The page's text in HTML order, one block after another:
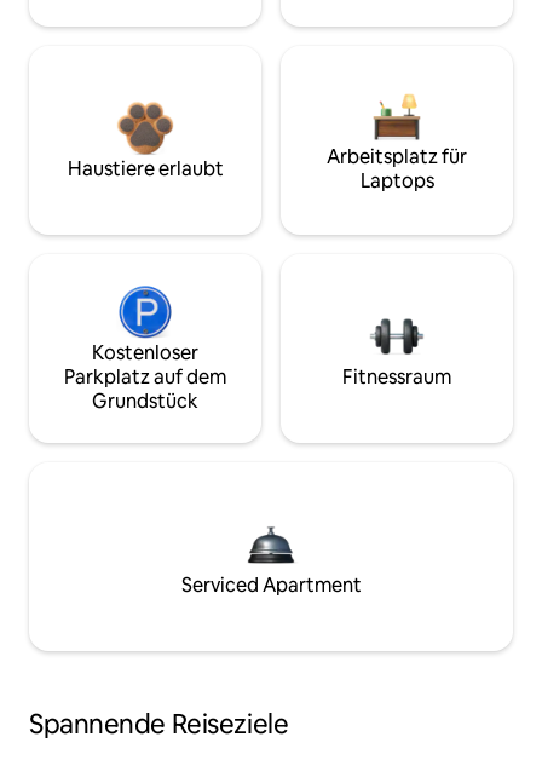
Haustiere erlaubt
Arbeitsplatz für
Laptops
Kostenloser
Parkplatz auf dem
Grundstück
Fitnessraum
Serviced Apartment
Spannende Reiseziele